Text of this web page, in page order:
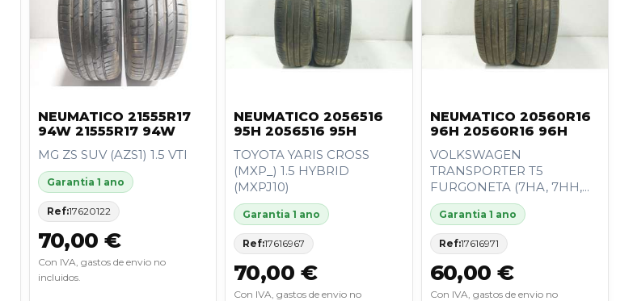
NEUMATICO 21555R17
94W 21555R17 94W
MG ZS SUV (AZS1) 1.5 VTI
Garantia 1 ano
Ref:17620122
70,00 €
Con IVA, gastos de envio no
incluidos.
NEUMATICO 2056516
95H 2056516 95H
TOYOTA YARIS CROSS
(MXP_) 1.5 HYBRID
(MXPJ10)
Garantia 1 ano
Ref:17616967
70,00 €
Con IVA, gastos de envio no
NEUMATICO 20560R16
96H 20560R16 96H
VOLKSWAGEN
TRANSPORTER T5
FURGONETA (7HA, 7HH,...
Garantia 1 ano
Ref:17616971
60,00 €
Con IVA, gastos de envio no